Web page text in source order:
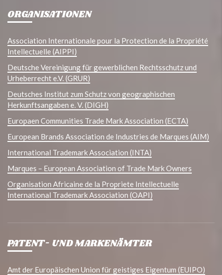
ORGANISATIONEN
Association Internationale pour la Protection de la Propriété
Intellectuelle (AIPPI)
Deutsche Vereinigung für gewerblichen Rechtsschutz und
Urheberrecht e.V. (GRUR)
Deutsches Institut zum Schutz von geographischen
Herkunftsangaben e. V. (DIGH)
Europaen Communities Trade Mark Association (ECTA)
European Brands Association de Industries de Marques (AIM)
International Trademark Association (INTA)
Marques – European Association of Trade Mark Owners
Organisation Africaine de la Propriete Intellectuelle
International Trademark Association (OAPI)
PATENT- UND MARKENÄMTER
Amt der Europäischen Union für geistiges Eigentum (EUIPO)